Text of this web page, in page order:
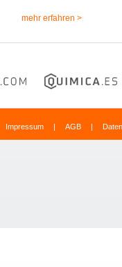
mehr erfahren >
Impressum | AGB |